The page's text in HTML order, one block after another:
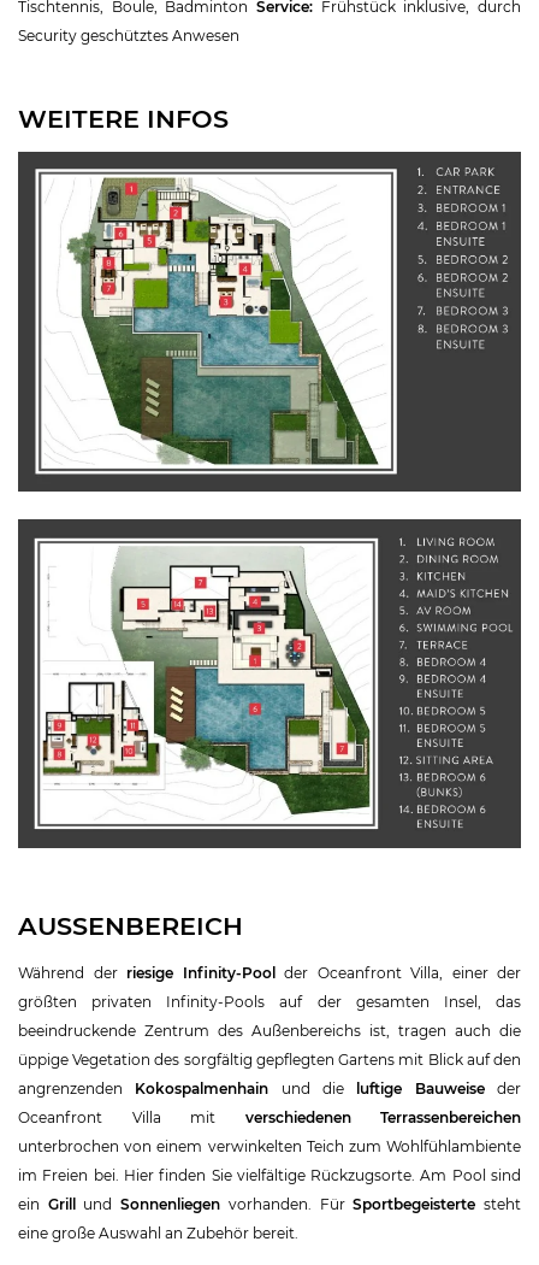
Tischtennis, Boule, Badminton Service: Frühstück inklusive, durch
Security geschütztes Anwesen
WEITERE INFOS
AUSSENBEREICH
Während der riesige Infinity-Pool der Oceanfront Villa, einer der
größten privaten Infinity-Pools auf der gesamten Insel, das
beeindruckende Zentrum des Außenbereichs ist, tragen auch die
üppige Vegetation des sorgfältig gepflegten Gartens mit Blick auf den
angrenzenden Kokospalmenhain und die luftige Bauweiseder
Oceanfront Villa mit verschiedenen Terrassenbereichen
unterbrochen von einem verwinkelten Teich zum Wohlfühlambiente
im Freien bei. Hier finden Sie vielfältige Rückzugsorte. Am Pool sind
ein Grill undSonnenliegen vorhanden. FürSportbegeisterte steht
eine große Auswahl an Zubehör bereit.